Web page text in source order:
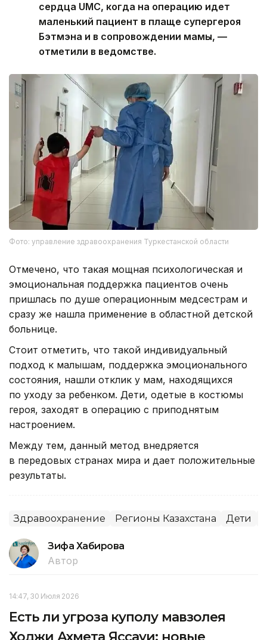
сердца UMC, когда на операцию идет
маленький пациент в плаще супергероя
Бэтмэна и в сопровождении мамы, —
отметили в ведомстве.
Фото: управление здравоохранения Туркестанской области
Отмечено, что такая мощная психологическая и
эмоциональная поддержка пациентов очень
пришлась по душе операционным медсестрам и
сразу же нашла применение в областной детской
больнице.
Стоит отметить, что такой индивидуальный
подход к малышам, поддержка эмоционального
состояния, нашли отклик у мам, находящихся
по уходу за ребенком. Дети, одетые в костюмы
героя, заходят в операцию с приподнятым
настроением.
Между тем, данный метод внедряется
в передовых странах мира и дает положительные
результаты.
Здравоохранение Регионы Казахстана Дети
Зифа Хабирова
Автор
14:47, 30 Июля 2026
Есть ли угроза куполу мавзолея
Ходжи Ахмета Яссауи: новые